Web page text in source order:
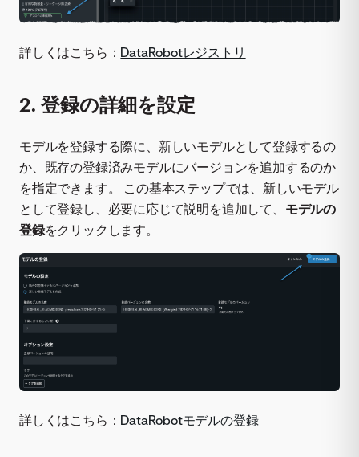
詳しくはこちら： DataRobotレジストリ
2. 登録の詳細を設定
モデルを登録する際に、新しいモデルとして登録するの
か、既存の登録済みモデルにバージョンを追加するのか
を指定できます。 この基本ステップでは、新しいモデル
として登録し、必要に応じて説明を追加して、 モデルの
登録をクリックします。
詳しくはこちら： DataRobotモデルの登録